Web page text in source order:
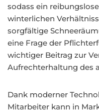
sodass ein
winterlichen
sorgfältige
eine Frage der
wichtiger Beitrag zur
Aufrechterhaltung des
Dank moderner
Mitarbeiter kann in